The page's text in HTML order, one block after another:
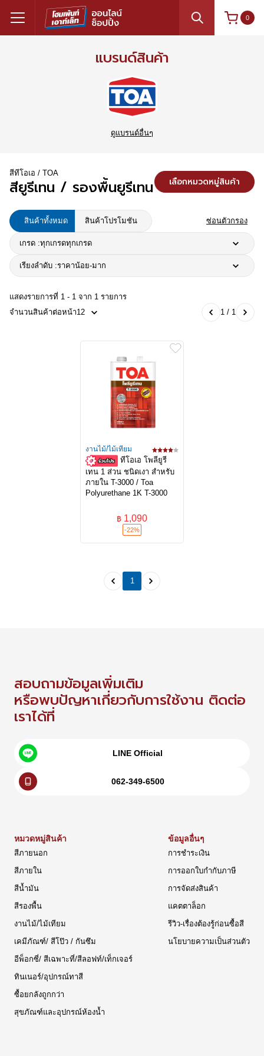
0
แบรนด์สินค้า
ดูแบรนด์อื่นๆ
สีทีโอเอ / TOA
สียูรีเทน / รองพื้นยูรีเทน เลือกหมวดหมู่สินค้า
สินค้าทั้งหมด สินค้าโปรโมชัน ซ่อนตัวกรอง
เกรด :ทุกเกรดทุกเกรด
เรียงลำดับ :ราคาน้อย-มาก
แสดงรายการที่ 1 - 1 จาก 1 รายการ
จำนวนสินค้าต่อหน้า12 1 / 1
งานไม้/ไม้เทียม
ทีโอเอ โพลียูรี
เทน 1 ส่วน ชนิดเงา สำหรับ
ภายใน T-3000 / Toa
Polyurethane 1K T-3000
฿ 1,090
-22%
1
สอบถามข้อมูลเพิ่มเติม
หรือพบปัญหาเกี่ยวกับการใช้งาน ติดต่อ
เราได้ที่
LINE Official
062-349-6500
หมวดหมู่สินค้า
สีภายนอก
สีภายใน
สีน้ำมัน
สีรองพื้น
งานไม้/ไม้เทียม
เคมีภัณฑ์/ สีโป๊ว / กันซึม
อีพ็อกซี่/ สีเฉพาะที่/สีลอฟท์/เท็กเจอร์
ทินเนอร์/อุปกรณ์ทาสี
ซื้อยกลังถูกกว่า
สุขภัณฑ์และอุปกรณ์ห้องน้ำ
ข้อมูลอื่นๆ
การชำระเงิน
การออกใบกำกับภาษี
การจัดส่งสินค้า
แคตตาล็อก
รีวิว-เรื่องต้องรู้ก่อนซื้อสี
นโยบายความเป็นส่วนตัว